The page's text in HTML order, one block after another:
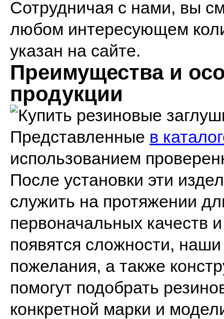
Сотрудничая с нами, вы
любом интересующем
указан на сайте.
Преимущества и
продукции
Представленные в
использованием
После установки эти
служить на протяжении
первоначальных качеств
появятся сложности,
пожелания, а также
помогут подобрать
конкретной марки и